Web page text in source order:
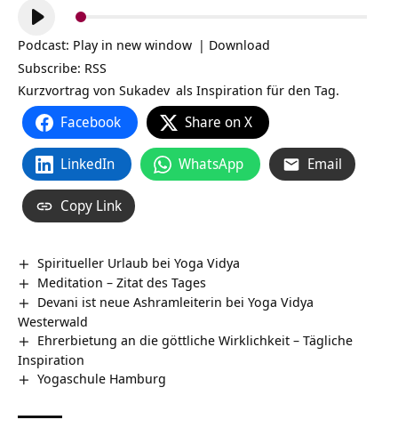
Audio-
Player
Podcast: Play in new window | Download
Subscribe: RSS
Kurzvortrag von Sukadev als Inspiration für den Tag.
Facebook Share on X
LinkedIn WhatsApp Email
Copy Link
Spiritueller Urlaub bei Yoga Vidya
Meditation – Zitat des Tages
Devani ist neue Ashramleiterin bei Yoga Vidya
Westerwald
Ehrerbietung an die göttliche Wirklichkeit – Tägliche
Inspiration
Yogaschule Hamburg